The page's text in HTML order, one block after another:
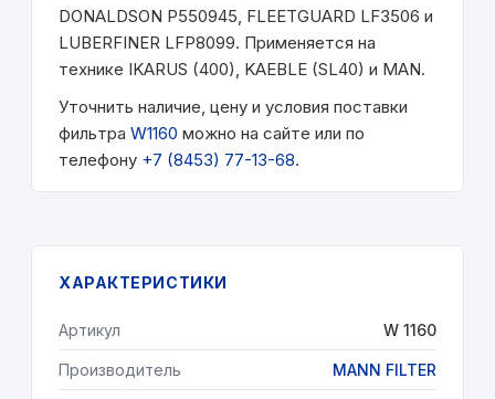
DONALDSON P550945, FLEETGUARD LF3506 и
LUBERFINER LFP8099. Применяется на
технике IKARUS (400), KAEBLE (SL40) и MAN.
Уточнить наличие, цену и условия поставки
фильтра W1160 можно на сайте или по
телефону +7 (8453) 77-13-68.
ХАРАКТЕРИСТИКИ
Артикул W 1160
Производитель MANN FILTER